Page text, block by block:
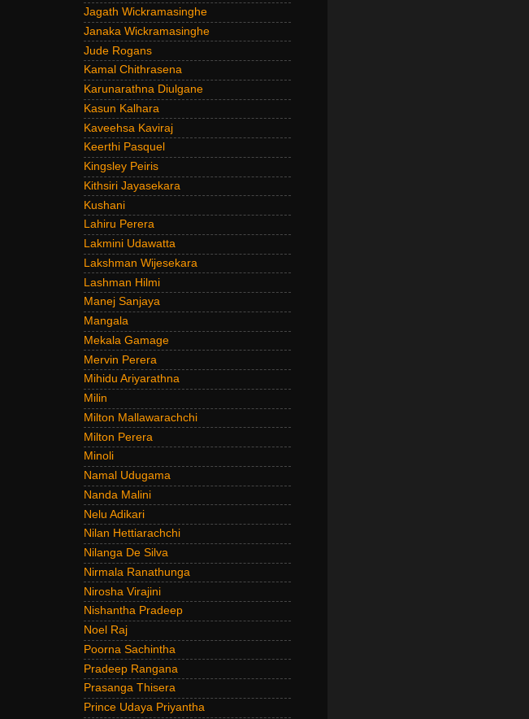
Jagath Wickramasinghe
Janaka Wickramasinghe
Jude Rogans
Kamal Chithrasena
Karunarathna Diulgane
Kasun Kalhara
Kaveehsa Kaviraj
Keerthi Pasquel
Kingsley Peiris
Kithsiri Jayasekara
Kushani
Lahiru Perera
Lakmini Udawatta
Lakshman Wijesekara
Lashman Hilmi
Manej Sanjaya
Mangala
Mekala Gamage
Mervin Perera
Mihidu Ariyarathna
Milin
Milton Mallawarachchi
Milton Perera
Minoli
Namal Udugama
Nanda Malini
Nelu Adikari
Nilan Hettiarachchi
Nilanga De Silva
Nirmala Ranathunga
Nirosha Virajini
Nishantha Pradeep
Noel Raj
Poorna Sachintha
Pradeep Rangana
Prasanga Thisera
Prince Udaya Priyantha